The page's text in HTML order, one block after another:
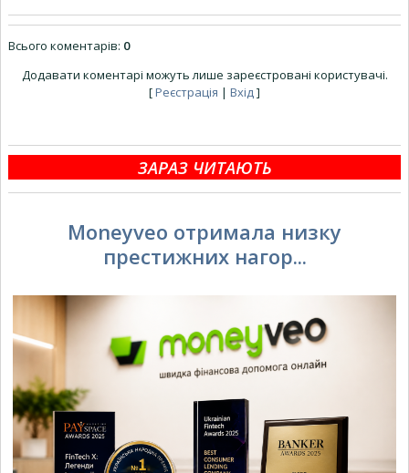
Всього коментарів: 0
Додавати коментарі можуть лише зареєстровані користувачі.
[Реєстрація | Вхід]
ЗАРАЗ ЧИТАЮТЬ
Moneyveo отримала низку
престижних нагор...